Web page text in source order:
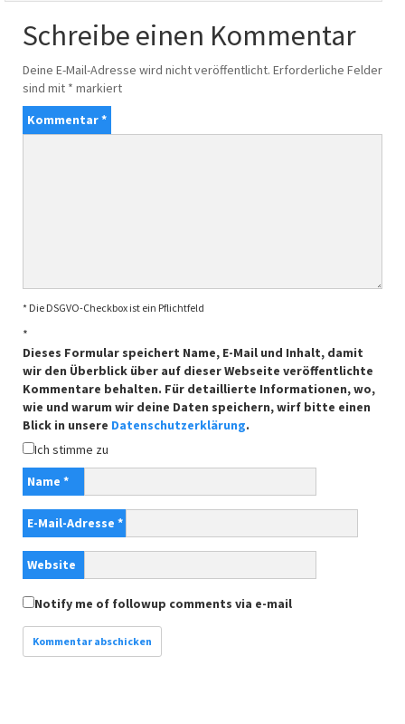
Schreibe einen Kommentar
Deine E-Mail-Adresse wird nicht veröffentlicht. Erforderliche Felder
sind mit * markiert
Kommentar*
* Die DSGVO-Checkbox ist ein Pflichtfeld
*
Dieses Formular speichert Name, E-Mail und Inhalt, damit
wir den Überblick über auf dieser Webseite veröffentlichte
Kommentare behalten. Für detaillierte Informationen, wo,
wie und warum wir deine Daten speichern, wirf bitte einen
Blick in unsere Datenschutzerklärung.
Ich stimme zu
Name *
E-Mail-Adresse *
Website
Notify me of followup comments via e-mail